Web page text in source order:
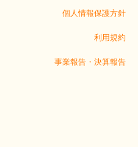
個人情報保護方針
利用規約
事業報告・決算報告